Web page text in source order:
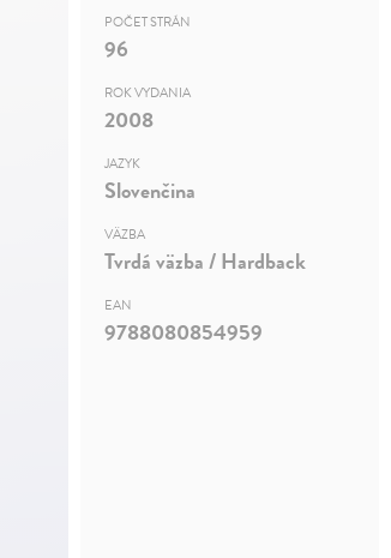
POČET STRÁN
96
ROK VYDANIA
2008
JAZYK
Slovenčina
VÄZBA
Tvrdá väzba / Hardback
EAN
9788080854959